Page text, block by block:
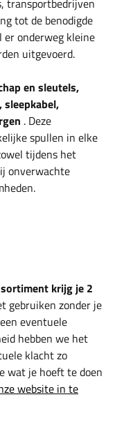
transportbedrijven
tot de benodigde
er onderweg kleine
uitgevoerd.
en sleutels,
. Deze
spullen in elke
tijdens het
onverwachte
krijg je 2
gebruiken zonder je
eventuele
hebben we het
klacht zo
wat je hoeft te doen
website in te